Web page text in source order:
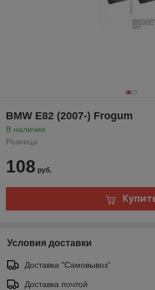
BMW E82 (2007-) Frogum
В наличии
Розница
108 руб.
Условия доставки
Доставка "Самовывоз"
Доставка почтой